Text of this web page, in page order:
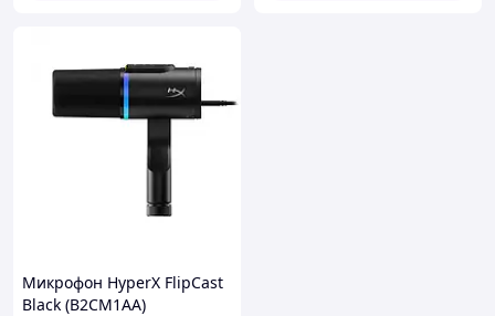
Микрофон HyperX FlipCast
Black (B2CM1AA)